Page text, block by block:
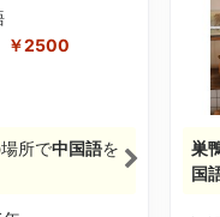
￥2500
所で中国語を
巣
国